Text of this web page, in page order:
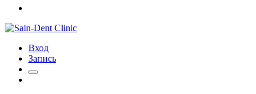
Вход
Запись